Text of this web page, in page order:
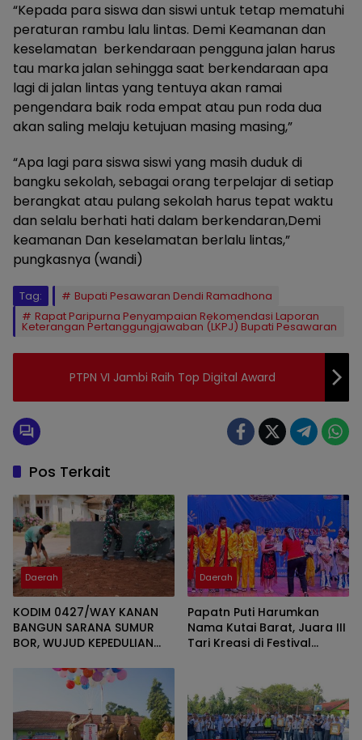
“Kepada para siswa dan siswi untuk tetap mematuhi
peraturan rambu lalu lintas. Demi Keamanan dan
keselamatan berkendaraan pengguna jalan harus
tau marka jalan sehingga saat berkendaraan apa
lagi di jalan lintas yang tentuya akan ramai
pengendara baik roda empat atau pun roda dua
akan saling melaju ketujuan masing masing,”
“Apa lagi para siswa siswi yang masih duduk di
bangku sekolah, sebagai orang terpelajar di setiap
berangkat atau pulang sekolah harus tepat waktu
dan selalu berhati hati dalam berkendaran,Demi
keamanan Dan keselamatan berlalu lintas,”
pungkasnya (wandi)
Tag:
Bupati Pesawaran Dendi Ramadhona
Rapat Paripurna Penyampaian Rekomendasi Laporan
Keterangan Pertanggungjawaban (LKPJ) Bupati Pesawaran
PTPN VI Jambi Raih Top Digital Award
Pos Terkait
Daerah
KODIM 0427/WAY KANAN
BANGUN SARANA SUMUR
BOR, WUJUD KEPEDULIAN
Daerah
Papatn Puti Harumkan
Nama Kutai Barat, Juara III
Tari Kreasi di Festival